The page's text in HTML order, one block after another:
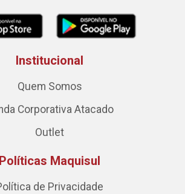
Institucional
Quem Somos
Corporativa Atacado
Outlet
Políticas Maquisul
de Privacidade